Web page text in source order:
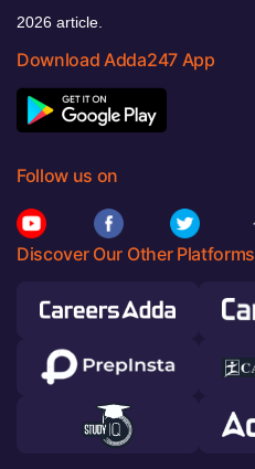
2026 article.
Download Adda247 App
Follow us on
Discover Our Other Platforms